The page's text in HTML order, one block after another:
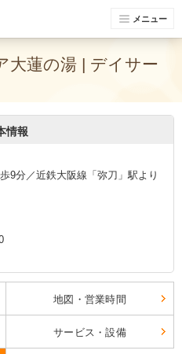
メニュー
大蓮の湯 | デイサー
情報
9分／近鉄大阪線「弥刀」駅より
地図・営業時間
サービス・設備